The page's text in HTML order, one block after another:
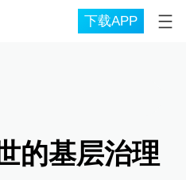
下载APP
的基层治理